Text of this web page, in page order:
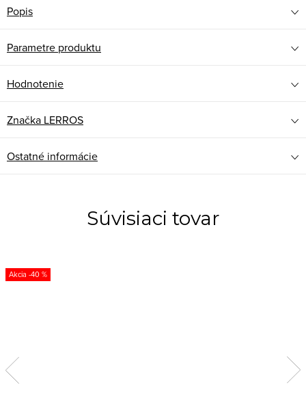
Popis
Parametre produktu
Hodnotenie
Značka LERROS
Ostatné informácie
Súvisiaci tovar
-40 %